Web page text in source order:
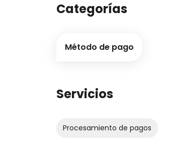
Categorías
Método de pago
Servicios
Procesamiento de pagos